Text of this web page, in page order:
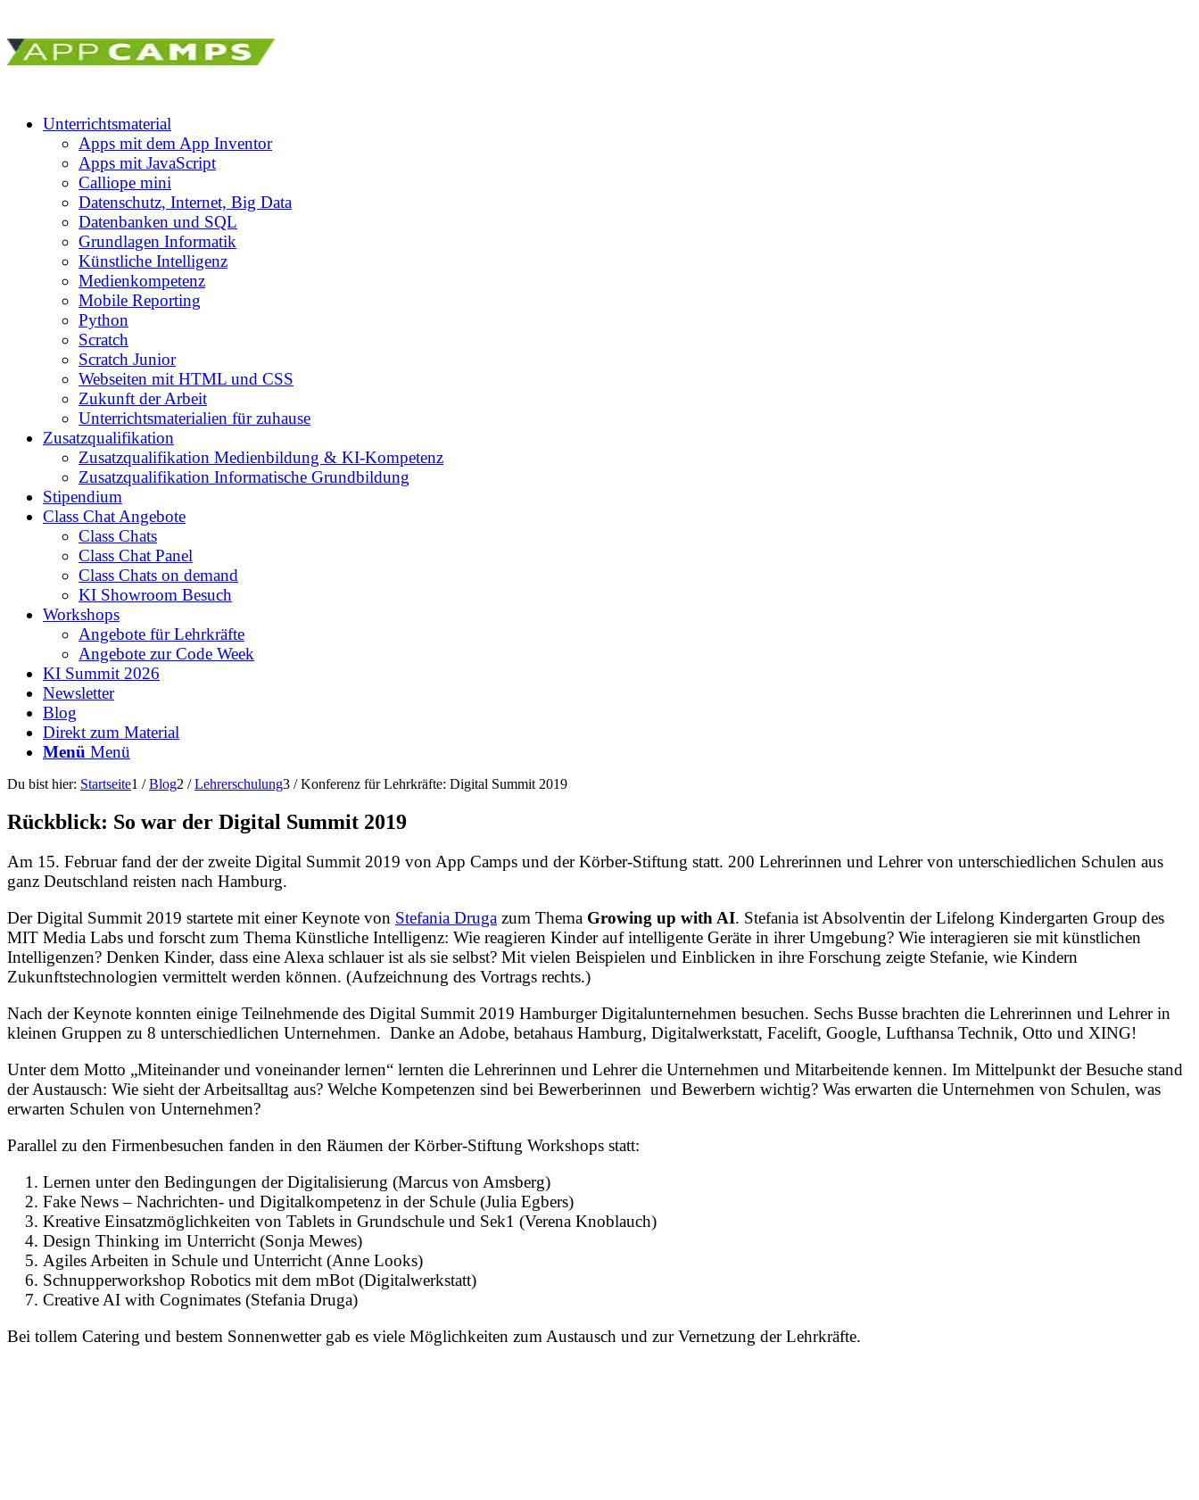
Unterrichtsmaterial
Apps mit dem App Inventor
Apps mit JavaScript
Calliope mini
Datenschutz, Internet, Big Data
Datenbanken und SQL
Grundlagen Informatik
Künstliche Intelligenz
Medienkompetenz
Mobile Reporting
Python
Scratch
Scratch Junior
Webseiten mit HTML und CSS
Zukunft der Arbeit
Unterrichtsmaterialien für zuhause
Zusatzqualifikation
Zusatzqualifikation Medienbildung & KI-Kompetenz
Zusatzqualifikation Informatische Grundbildung
Stipendium
Class Chat Angebote
Class Chats
Class Chat Panel
Class Chats on demand
KI Showroom Besuch
Workshops
Angebote für Lehrkräfte
Angebote zur Code Week
KI Summit 2026
Newsletter
Blog
Direkt zum Material
Menü Menü
Du bist hier: Startseite1 / Blog2 / Lehrerschulung3 / Konferenz für Lehrkräfte: Digital Summit 2019
Rückblick: So war der Digital Summit 2019
Am 15. Februar fand der der zweite Digital Summit 2019 von App Camps und der Körber-Stiftung statt. 200 Lehrerinnen und Lehrer von unterschiedlichen Schulen aus
ganz Deutschland reisten nach Hamburg.
Der Digital Summit 2019 startete mit einer Keynote von Stefania Druga zum Thema Growing up with AI. Stefania ist Absolventin der Lifelong Kindergarten Group des
MIT Media Labs und forscht zum Thema Künstliche Intelligenz: Wie reagieren Kinder auf intelligente Geräte in ihrer Umgebung? Wie interagieren sie mit künstlichen
Intelligenzen? Denken Kinder, dass eine Alexa schlauer ist als sie selbst? Mit vielen Beispielen und Einblicken in ihre Forschung zeigte Stefanie, wie Kindern
Zukunftstechnologien vermittelt werden können. (Aufzeichnung des Vortrags rechts.)
Nach der Keynote konnten einige Teilnehmende des Digital Summit 2019 Hamburger Digitalunternehmen besuchen. Sechs Busse brachten die Lehrerinnen und Lehrer in
kleinen Gruppen zu 8 unterschiedlichen Unternehmen. Danke an Adobe, betahaus Hamburg, Digitalwerkstatt, Facelift, Google, Lufthansa Technik, Otto und XING!
Unter dem Motto „Miteinander und voneinander lernen“ lernten die Lehrerinnen und Lehrer die Unternehmen und Mitarbeitende kennen. Im Mittelpunkt der Besuche stand
der Austausch: Wie sieht der Arbeitsalltag aus? Welche Kompetenzen sind bei Bewerberinnen und Bewerbern wichtig? Was erwarten die Unternehmen von Schulen, was
erwarten Schulen von Unternehmen?
Parallel zu den Firmenbesuchen fanden in den Räumen der Körber-Stiftung Workshops statt:
Lernen unter den Bedingungen der Digitalisierung (Marcus von Amsberg)
Fake News – Nachrichten- und Digitalkompetenz in der Schule (Julia Egbers)
Kreative Einsatzmöglichkeiten von Tablets in Grundschule und Sek1 (Verena Knoblauch)
Design Thinking im Unterricht (Sonja Mewes)
Agiles Arbeiten in Schule und Unterricht (Anne Looks)
Schnupperworkshop Robotics mit dem mBot (Digitalwerkstatt)
Creative AI with Cognimates (Stefania Druga)
Bei tollem Catering und bestem Sonnenwetter gab es viele Möglichkeiten zum Austausch und zur Vernetzung der Lehrkräfte.